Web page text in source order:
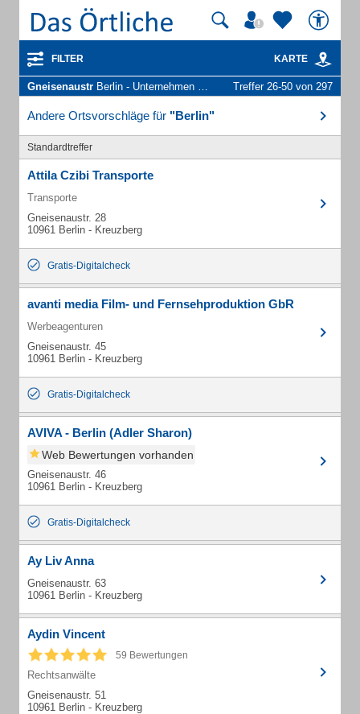
FILTER KARTE
Gneisenaustr Berlin - Unternehmen und Personen Treffer 26-50 von 297
Andere Ortsvorschläge für "Berlin"
Standardtreffer
Attila Czibi Transporte
Transporte
Gneisenaustr. 28
10961 Berlin - Kreuzberg
Gratis-Digitalcheck
avanti media Film- und Fernsehproduktion GbR
Werbeagenturen
Gneisenaustr. 45
10961 Berlin - Kreuzberg
Gratis-Digitalcheck
AVIVA - Berlin (Adler Sharon)
Web Bewertungen vorhanden
Gneisenaustr. 46
10961 Berlin - Kreuzberg
Gratis-Digitalcheck
Ay Liv Anna
Gneisenaustr. 63
10961 Berlin - Kreuzberg
Aydin Vincent
59 Bewertungen
Rechtsanwälte
Gneisenaustr. 51
10961 Berlin - Kreuzberg